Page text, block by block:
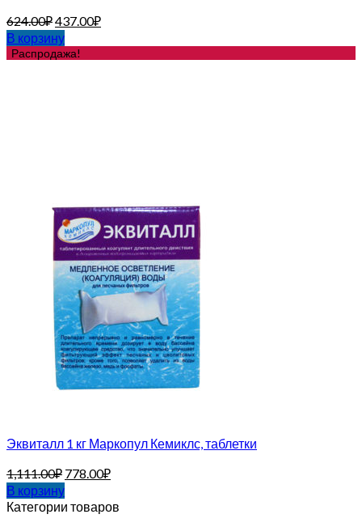
624.00₽437.00₽
В корзину
Распродажа!
Эквиталл 1 кг Маркопул Кемиклс, таблетки
1,111.00₽ 778.00₽
В корзину
Категории товаров